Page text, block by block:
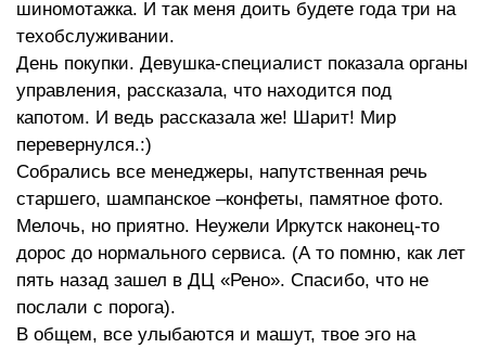
шиномотажка. И так меня доить будете года три на
техобслуживании.
День покупки. Девушка-специалист показала органы
управления, рассказала, что находится под
капотом. И ведь рассказала же! Шарит! Мир
перевернулся.:)
Собрались все менеджеры, напутственная речь
старшего, шампанское –конфеты, памятное фото.
Мелочь, но приятно. Неужели Иркутск наконец-то
дорос до нормального сервиса. (А то помню, как лет
пять назад зашел в ДЦ «Рено». Спасибо, что не
послали с порога).
В общем, все улыбаются и машут, твое эго на